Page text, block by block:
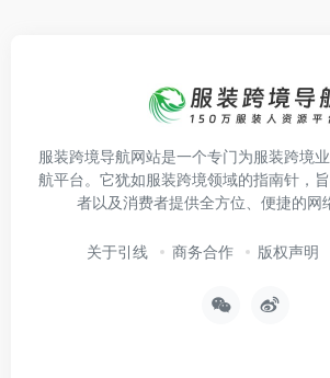
服装跨境导航网站是一个专门为服装跨境
航平台。它犹如服装跨境领域的指南针，
者以及消费者提供全方位、便捷的网
关于引线 商务合作 版权声明